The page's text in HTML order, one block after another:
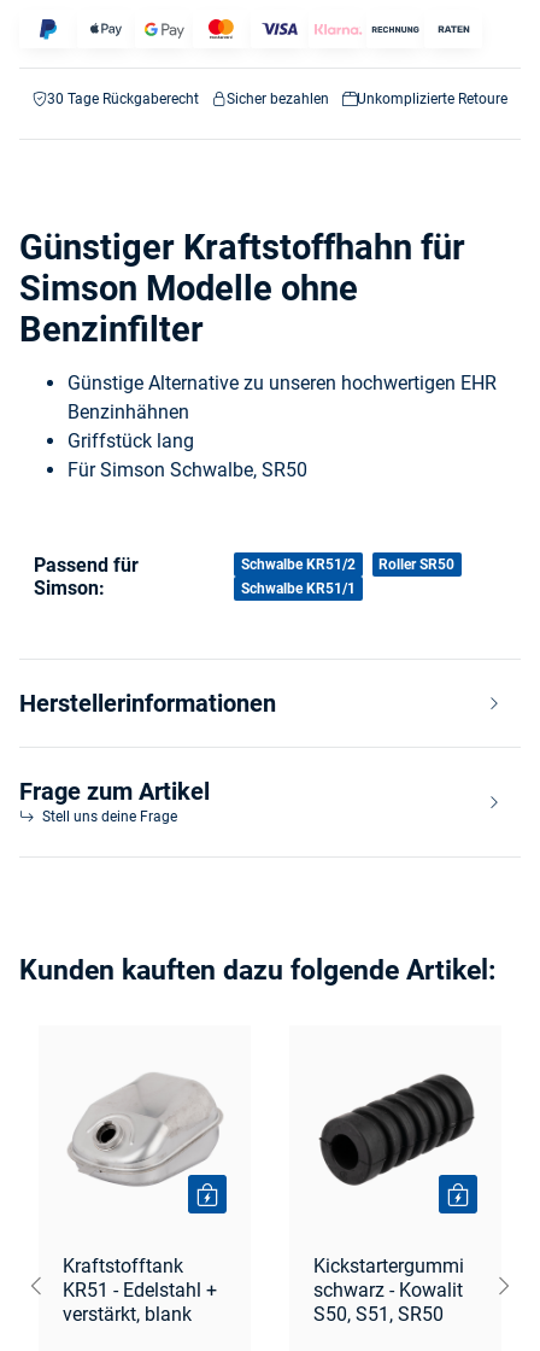
30 Tage Rückgaberecht Sicher bezahlen Unkomplizierte Retoure
Günstiger Kraftstoffhahn für
Simson Modelle ohne
Benzinfilter
Günstige Alternative zu unseren hochwertigen EHR
Benzinhähnen
Griffstück lang
Für Simson Schwalbe, SR50
Produkteigenschaft
Wert
Passend für
Simson:
Schwalbe KR51/2
Roller SR50
Schwalbe KR51/1
Herstellerinformationen
Frage zum Artikel
Stell uns deine Frage
Kunden kauften dazu folgende Artikel:
Kraftstofftank
KR51 - Edelstahl +
verstärkt, blank
Kickstartergummi
schwarz - Kowalit
S50, S51, SR50